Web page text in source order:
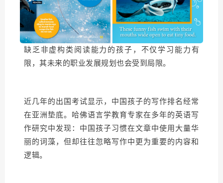
缺乏非虚构类阅读能力的孩子，不仅学习能力有
限，其未来的职业发展规划也会受到局限。
近几年的出国考试显示，中国孩子的写作排名经常
在亚洲垫底。哈佛语言学教育专家在多年的英语写
作研究中发现：中国孩子习惯在文章中使用大量华
丽的词藻，但却往往忽略写作中更为重要的内容和
逻辑。